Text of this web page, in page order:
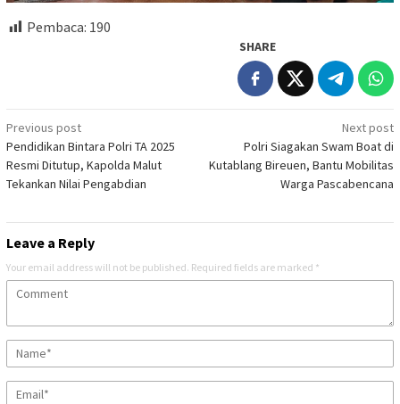
Pembaca: 190
SHARE
Post
navigation
Previous post
Pendidikan Bintara Polri TA 2025
Resmi Ditutup, Kapolda Malut
Tekankan Nilai Pengabdian
Next post
Polri Siagakan Swam Boat di
Kutablang Bireuen, Bantu Mobilitas
Warga Pascabencana
Leave a Reply
Your email address will not be published. Required fields are marked *